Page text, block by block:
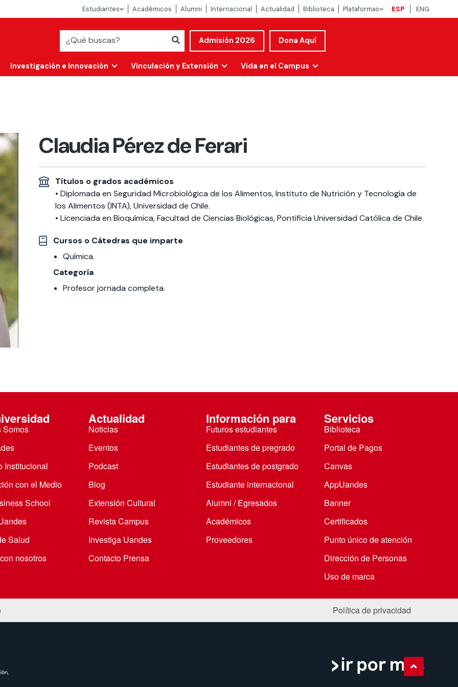
Estudiantes Académicos Alumni Internacional Actualidad Biblioteca Plataformas ESP ENG
Admisión 2026 Dona Aquí
Investigación e Innovación Vinculación y Extensión Vida en el Campus
Claudia Pérez de Ferari
Títulos o grados académicos
• Diplomada en Seguridad Microbiológica de los Alimentos, Instituto de Nutrición y Tecnología de
los Alimentos (INTA), Universidad de Chile.
• Licenciada en Bioquímica, Facultad de Ciencias Biológicas, Pontificia Universidad Católica de Chile.
Cursos o Cátedras que imparte
Química.
Categoría
Profesor jornada completa.
Somos
Institucional
con el Medio
School
Salud
nosotros
Actualidad
Noticias
Eventos
Podcast
Blog
Extensión Cultural
Revista Campus
Investiga Uandes
Contacto Prensa
Información para
Futuros estudiantes
Estudiantes de pregrado
Estudiantes de postgrado
Estudiante internacional
Alumni / Egresados
Académicos
Proveedores
Servicios
Biblioteca
Portal de Pagos
Canvas
AppUandes
Banner
Certificados
Punto único de atención
Dirección de Personas
Uso de marca
Política de privacidad